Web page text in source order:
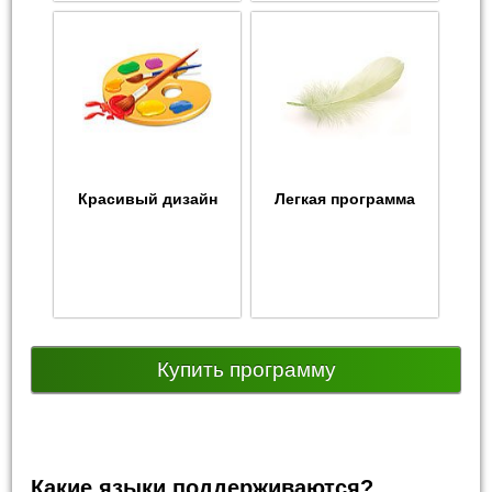
Красивый дизайн Легкая программа
Купить программу